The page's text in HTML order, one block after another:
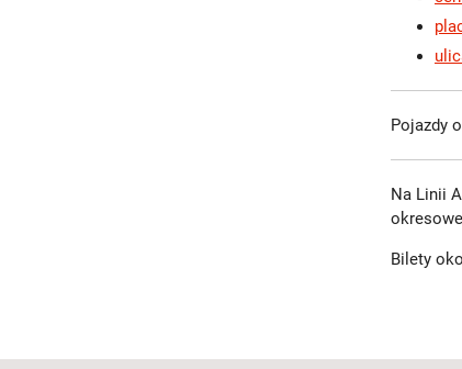
Pojazdy
Na Linii
Bilety